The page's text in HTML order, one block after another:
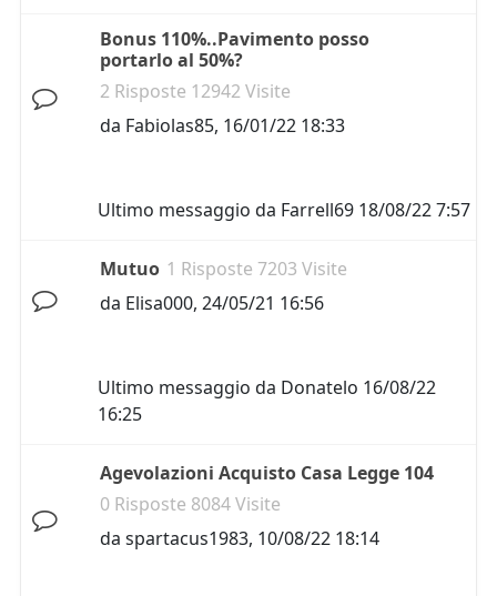
Bonus 110%..Pavimento posso
portarlo al 50%?
2 Risposte 12942 Visite
da Fabiolas85, 16/01/22 18:33
Ultimo messaggio da Farrell69 18/08/22 7:57
Mutuo 1 Risposte 7203 Visite
da Elisa000, 24/05/21 16:56
Ultimo messaggio da Donatelo 16/08/22
16:25
Agevolazioni Acquisto Casa Legge 104
0 Risposte 8084 Visite
da spartacus1983, 10/08/22 18:14